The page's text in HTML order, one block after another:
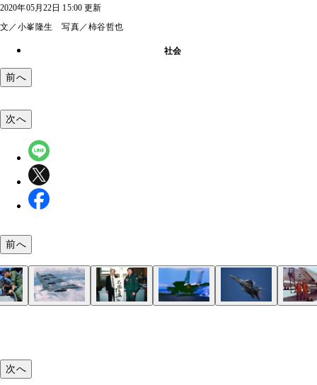
2020年05月22日 15:00 更新
文／小峯隆生 写真／柿谷哲也
社会
前へ
次へ
前へ
次へ